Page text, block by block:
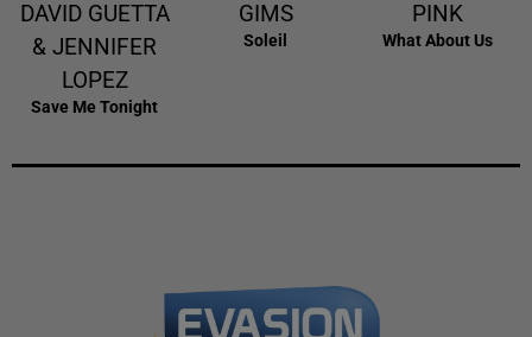
DAVID GUETTA
& JENNIFER
LOPEZ
Save Me Tonight
GIMS
Soleil
PINK
What About Us